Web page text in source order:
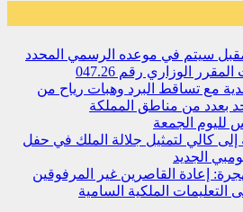
سیتم في موعده الرسمي المحدد
الوزاري رقم 047.26
مع تساقط البرد وهبات رياح من
بعدد من مناطق المملكة
لليوم الجمعة
كالي لتمثيل جلالة الملك في حفل
الجديد
إعادة القاصرين غير المرفوقين
التعليمات الملكية السامية